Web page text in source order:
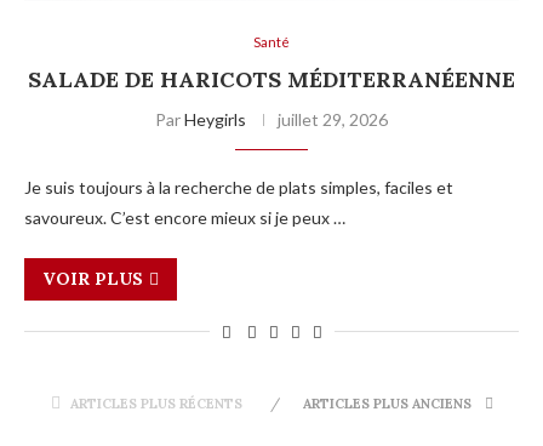
Santé
SALADE DE HARICOTS MÉDITERRANÉENNE
ParHeygirls juillet 29, 2026
Je suis toujours à la recherche de plats simples, faciles et
savoureux. C’est encore mieux si je peux …
VOIR PLUS
ARTICLES PLUS RÉCENTS ARTICLES PLUS ANCIENS